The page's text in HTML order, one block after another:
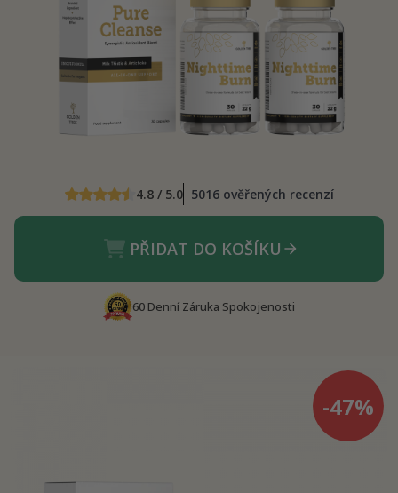
4.8 / 5.0 5016 ověřených recenzí
PŘIDAT DO KOŠÍKU
60 Denní Záruka Spokojenosti
-47%